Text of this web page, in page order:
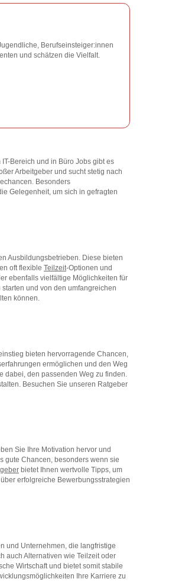
Berufseinsteiger:innen
und schätzen die Vielfalt.
Bereich und in Büro Jobs gibt es
Arbeitgeber und sucht stetig nach
Besonders
Gelegenheit, um sich in gefragten
Ausbildungsbetrieben. Diese bieten
oft flexible Teilzeit-Optionen und
ebenfalls vielfältige Möglichkeiten für
und von den umfangreichen
können.
bieten hervorragende Chancen,
ermöglichen und den Weg
dabei, den passenden Weg zu finden.
Besuchen Sie unseren Ratgeber
Sie Ihre Motivation hervor und
gute Chancen, besonders wenn sie
bietet Ihnen wertvolle Tipps, um
erfolgreiche Bewerbungsstrategien
und Unternehmen, die langfristige
auch Alternativen wie Teilzeit oder
Wirtschaft und bietet somit stabile
Ihre Karriere zu